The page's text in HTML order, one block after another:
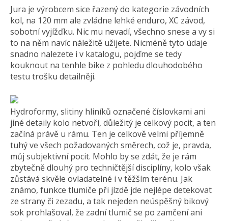
Jura je výrobcem sice řazený do kategorie závodních
kol, na 120 mm ale zvládne lehké enduro, XC závod,
sobotní vyjížďku. Nic mu nevadí, všechno snese a vy si
to na něm navíc náležitě užijete. Nicméně tyto údaje
snadno nalezete i v katalogu, pojďme se tedy
kouknout na tenhle bike z pohledu dlouhodobého
testu trošku detailněji.
Hydroformy, slitiny hliníků označené číslovkami ani
jiné detaily kolo netvoří, důležitý je celkový pocit, a ten
začíná právě u rámu. Ten je celkově velmi příjemně
tuhý ve všech požadovaných směrech, což je, pravda,
můj subjektivní pocit. Mohlo by se zdát, že je rám
zbytečně dlouhý pro techničtější disciplíny, kolo však
zůstává skvěle ovladatelné i v těžším terénu. Jak
známo, funkce tlumiče při jízdě jde nejlépe detekovat
ze strany či zezadu, a tak nejeden neúspěšný bikový
sok prohlašoval, že zadní tlumič se po zamčení ani